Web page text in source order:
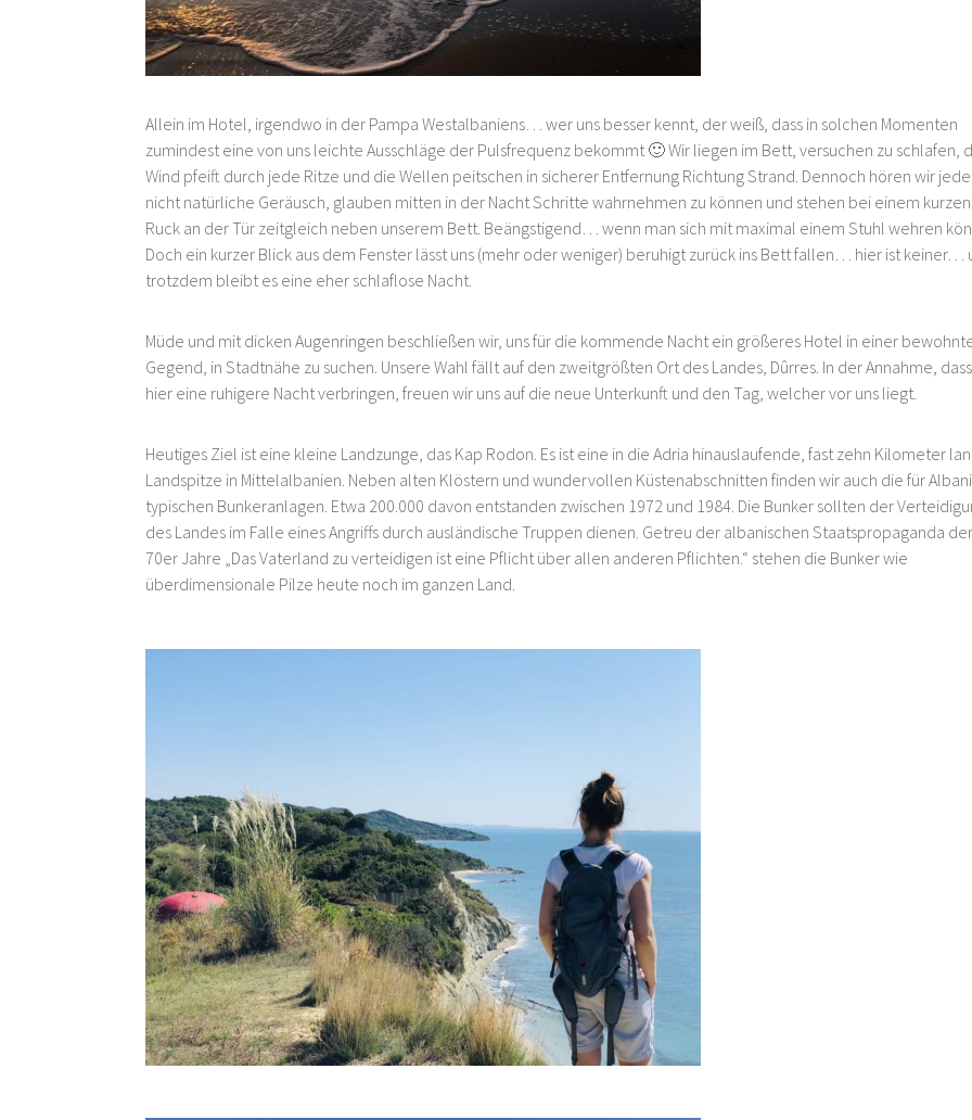
Allein im Hotel, irgendwo in der Pampa Westalbaniens… wer uns besser kennt, der weiß, dass in solchen Momenten
zumindest eine von uns leichte Ausschläge der Pulsfrequenz bekommt 🙂 Wir liegen im Bett, versuchen zu schlafen,
Wind pfeift durch jede Ritze und die Wellen peitschen in sicherer Entfernung Richtung Strand. Dennoch hören wir
nicht natürliche Geräusch, glauben mitten in der Nacht Schritte wahrnehmen zu können und stehen bei einem kurzen
Ruck an der Tür zeitgleich neben unserem Bett. Beängstigend… wenn man sich mit maximal einem Stuhl wehren
Doch ein kurzer Blick aus dem Fenster lässt uns (mehr oder weniger) beruhigt zurück ins Bett fallen… hier ist keiner…
trotzdem bleibt es eine eher schlaflose Nacht.
Müde und mit dicken Augenringen beschließen wir, uns für die kommende Nacht ein größeres Hotel in einer
Gegend, in Stadtnähe zu suchen. Unsere Wahl fällt auf den zweitgrößten Ort des Landes, Dûrres. In der Annahme,
hier eine ruhigere Nacht verbringen, freuen wir uns auf die neue Unterkunft und den Tag, welcher vor uns liegt.
Heutiges Ziel ist eine kleine Landzunge, das Kap Rodon. Es ist eine in die Adria hinauslaufende, fast zehn Kilometer
Landspitze in Mittelalbanien. Neben alten Klöstern und wundervollen Küstenabschnitten finden wir auch die für
typischen Bunkeranlagen. Etwa 200.000 davon entstanden zwischen 1972 und 1984. Die Bunker sollten der
des Landes im Falle eines Angriffs durch ausländische Truppen dienen. Getreu der albanischen Staatspropaganda der
70er Jahre „Das Vaterland zu verteidigen ist eine Pflicht über allen anderen Pflichten.“ stehen die Bunker wie
überdimensionale Pilze heute noch im ganzen Land.